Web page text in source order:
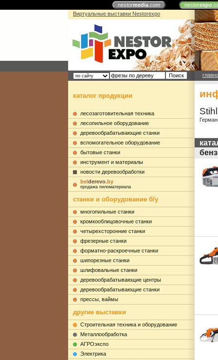
nestormedia.com nestorexpo
Виртуальные выставки Nestorexpo
каталог продукции
лесозаготовительная техника
лесопильное оборудование
деревообрабатывающие станки
вспомогательное оборудование
бытовые станки
инструмент и материалы
новости деревообработки
belderevo.by
продажа пиломатериала
станки и оборудование б/у
многопильные станки
кромкооблицовочные станки
четырехсторонние станки
фрезерные станки
форматно-раскроечные станки
шипорезные станки
шлифовальные станки
деревообрабатывающие центры
деревообрабатывающие станки
прессы, ваймы
другие выставки
Строительная техника и оборудование
Металлообработка
АГРОэкспо
Электрика
Stihl